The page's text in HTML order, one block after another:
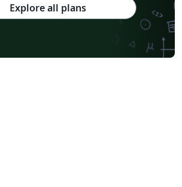
Explore all plans